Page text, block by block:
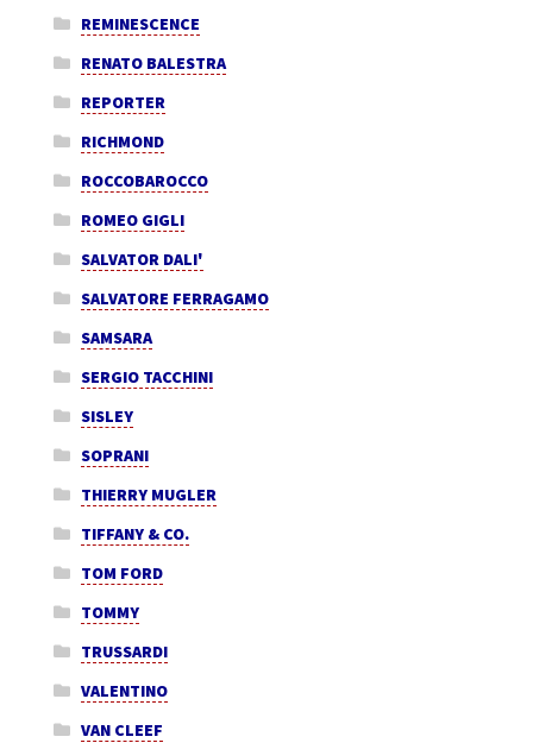
REMINESCENCE
RENATO BALESTRA
REPORTER
RICHMOND
ROCCOBAROCCO
ROMEO GIGLI
SALVATOR DALI'
SALVATORE FERRAGAMO
SAMSARA
SERGIO TACCHINI
SISLEY
SOPRANI
THIERRY MUGLER
TIFFANY & CO.
TOM FORD
TOMMY
TRUSSARDI
VALENTINO
VAN CLEEF